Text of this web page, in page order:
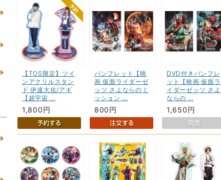
【TOS限定】ツイ
ンアクリルスタン
ド 伊達大佐/アギ
【超宇宙 …
1,800円
パンフレット【映
画 仮面ライダーゼ
ッツ さよならのミ
ッション …
800円
DVD付きパンフレ
ット【映画 仮面ラ
イダーゼッツ さよ
ならの …
1,650円